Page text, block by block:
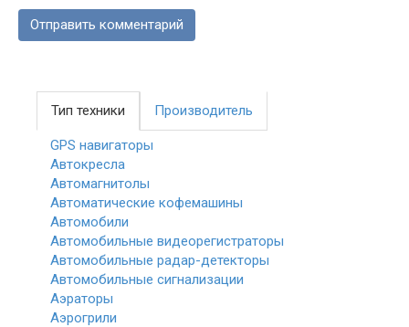
Тип техники Производитель
GPS навигаторы
Автокресла
Автомагнитолы
Автоматические кофемашины
Автомобили
Автомобильные видеорегистраторы
Автомобильные радар-детекторы
Автомобильные сигнализации
Аэраторы
Аэрогрили